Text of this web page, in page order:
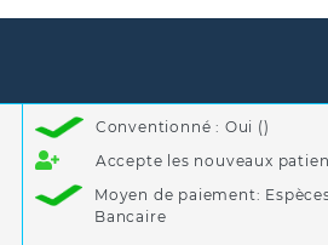
Conventionné : Oui ()
Accepte les nouveaux
Moyen de paiement:
Bancaire